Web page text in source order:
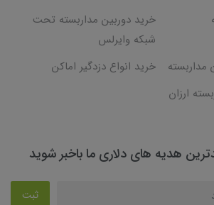
خرید دوربین مداربسته تحت
شبکه وایرلس
مداربسته
خرید انواع دزدگیر اماکن
ارزان
هدیه های دلاری ما باخبر شوید
ثبت